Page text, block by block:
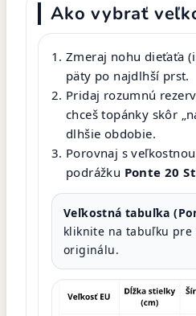
Ako vybrať
Zmeraj nohu dieťaťa
päty po najdlhší prst.
Pridaj rozumnú
chceš topánky skôr
dlhšie obdobie.
Porovnaj s
podrážku Ponte 20
Veľkostná tabuľka
kliknite na tabuľku pre
originálu.